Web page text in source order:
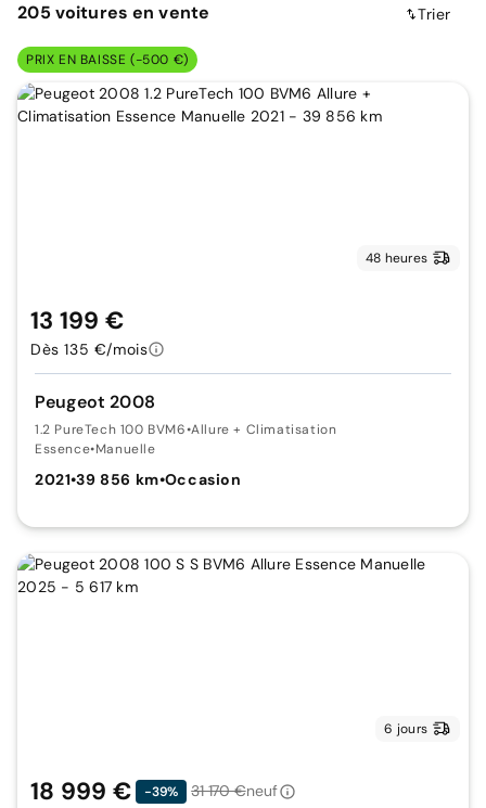
205 voituresen vente Trier
PRIX EN BAISSE (-500 €)
48 heures
Peugeot 2008
1.2 PureTech 100 BVM6•Allure + Climatisation
Essence•Manuelle
2021•39 856 km•Occasion
13 199 €
Dès 135 €/mois
6 jours
18 999 € -39% 31 170 €neuf